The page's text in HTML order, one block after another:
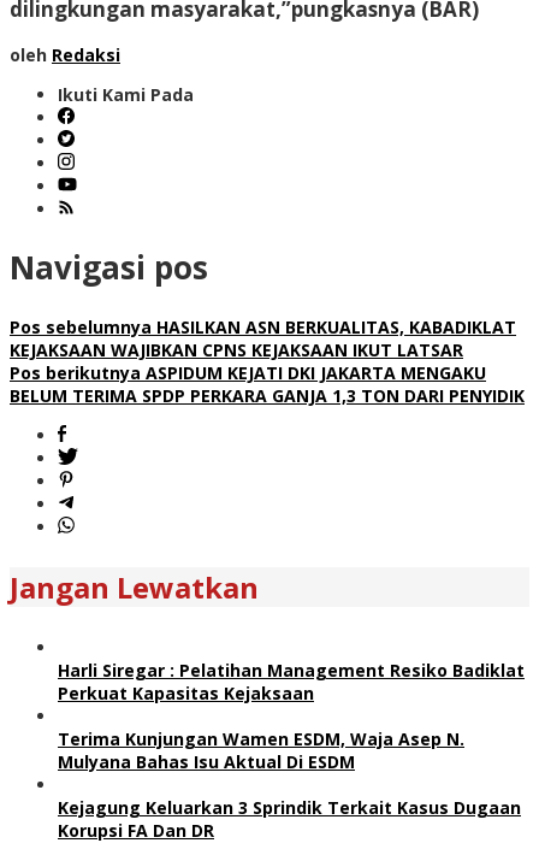
dilingkungan masyarakat,”pungkasnya (BAR)
oleh Redaksi
Ikuti Kami Pada
Navigasi pos
Pos sebelumnya HASILKAN ASN BERKUALITAS, KABADIKLAT
KEJAKSAAN WAJIBKAN CPNS KEJAKSAAN IKUT LATSAR
Pos berikutnya ASPIDUM KEJATI DKI JAKARTA MENGAKU
BELUM TERIMA SPDP PERKARA GANJA 1,3 TON DARI PENYIDIK
Jangan Lewatkan
Harli Siregar : Pelatihan Management Resiko Badiklat
Perkuat Kapasitas Kejaksaan
Terima Kunjungan Wamen ESDM, Waja Asep N.
Mulyana Bahas Isu Aktual Di ESDM
Kejagung Keluarkan 3 Sprindik Terkait Kasus Dugaan
Korupsi FA Dan DR